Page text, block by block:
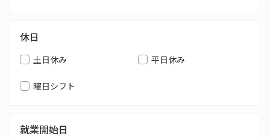
休日
土日休み 平日休み
曜日シフト
就業開始日